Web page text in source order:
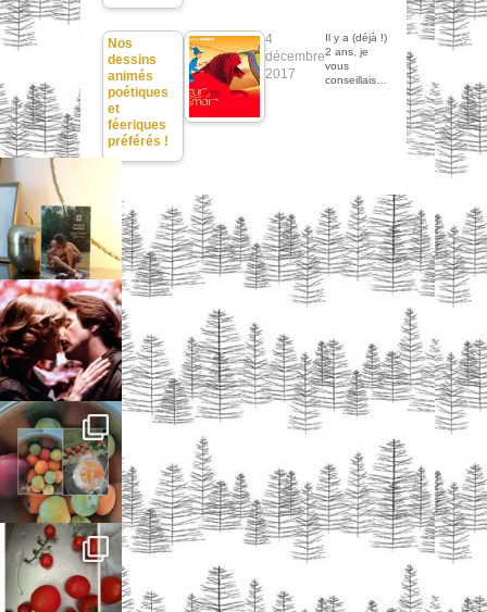
Nos
dessins
animés
poétiques
et
féeriques
préférés !
4
décembre
2017
Il y a (déjà !)
2 ans, je
vous
conseillais…